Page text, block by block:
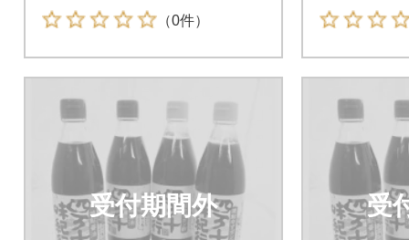
（0件）
受付期間外 受